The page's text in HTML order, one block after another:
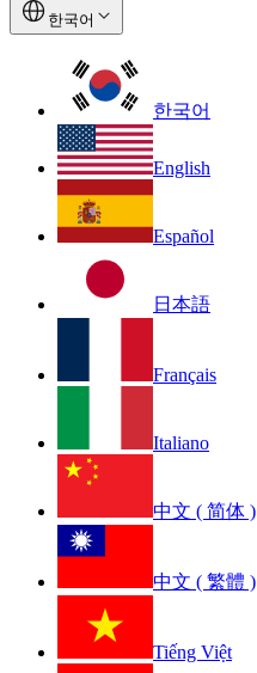
한국어
한국어
English
Español
日本語
Français
Italiano
中文 ( 简体 )
中文 ( 繁體 )
Tiếng Việt